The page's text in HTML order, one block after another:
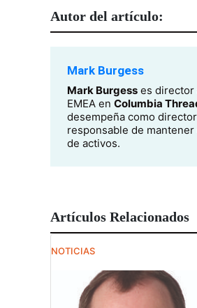
Autor del artículo:
Mark Burgess
Mark Burgess es director
EMEA en Columbia
desempeña como
responsable de
de activos.
Artículos Relacionados
NOTICIAS